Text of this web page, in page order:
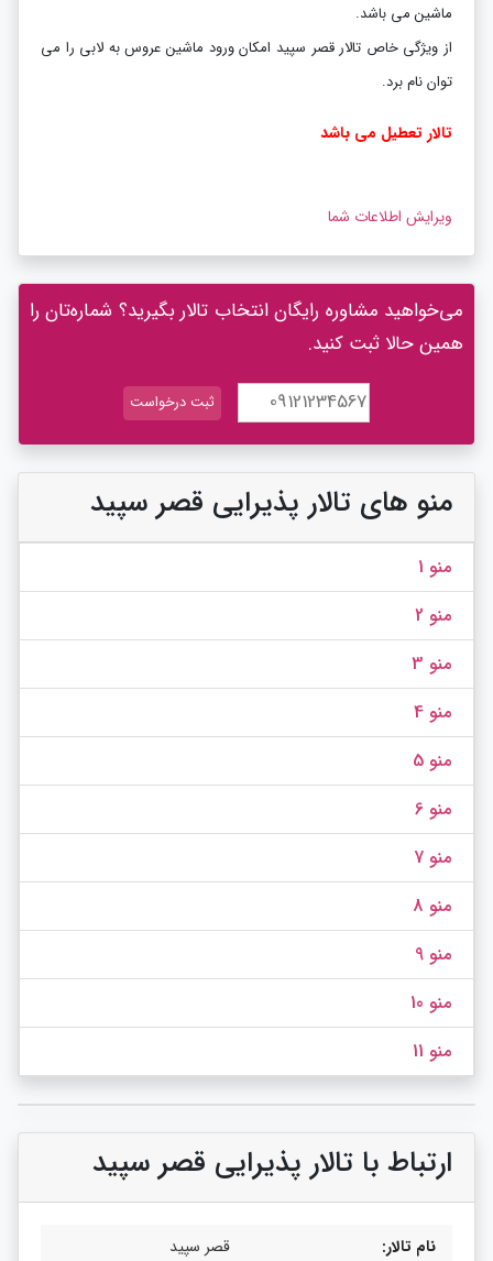
ماشین می باشد.
از ویژگی خاص تالار قصر سپید امکان ورود ماشین عروس به لابی را می
توان نام برد.
تالار تعطیل می باشد
ویرایش اطلاعات شما
می‌خواهید مشاوره رایگان انتخاب تالار بگیرید؟ شماره‌تان را
همین حالا ثبت کنید.
منو های تالار پذیرایی قصر سپید
منو 1
منو 2
منو 3
منو 4
منو 5
منو 6
منو 7
منو 8
منو 9
منو 10
منو 11
ارتباط با تالار پذیرایی قصر سپید
نام تالار:
قصر سپید